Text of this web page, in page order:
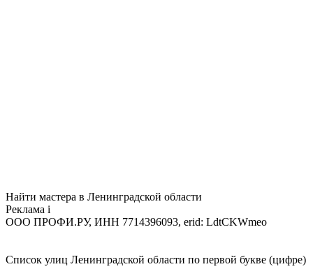
Найти мастера в Ленинградской области
Реклама i
ООО ПРОФИ.РУ, ИНН 7714396093, erid: LdtCKWmeo
Список улиц Ленинградской области по первой букве (цифре)